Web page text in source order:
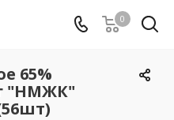
0
65%
"НМЖК"